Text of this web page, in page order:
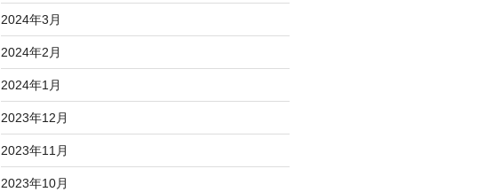
2024年3月
2024年2月
2024年1月
2023年12月
2023年11月
2023年10月